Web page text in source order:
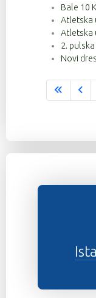
Bale 10
Atletska
Atletska
2. pulska
Novi